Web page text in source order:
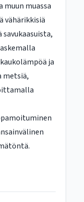
muassa
vähärikkisiä
ja